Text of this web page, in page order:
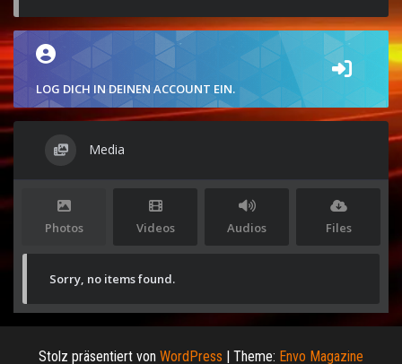
LOG DICH IN DEINEN ACCOUNT EIN.
Media
Photos Videos Audios Files
Sorry, no items found.
Stolz präsentiert von WordPress | Theme: Envo Magazine